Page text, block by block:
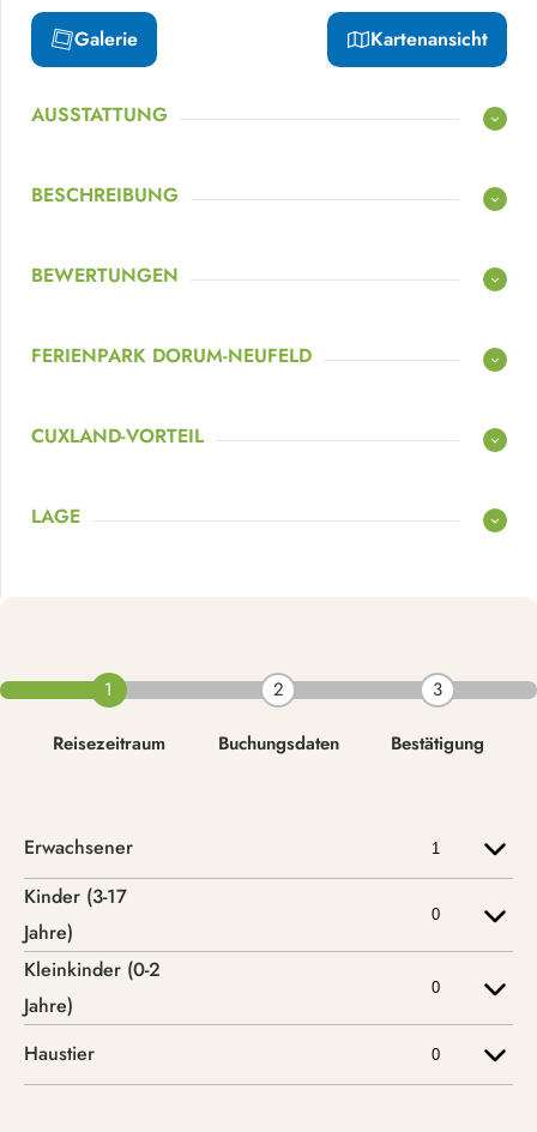
Galerie Kartenansicht
AUSSTATTUNG
BESCHREIBUNG
BEWERTUNGEN
FERIENPARK DORUM-NEUFELD
CUXLAND-VORTEIL
LAGE